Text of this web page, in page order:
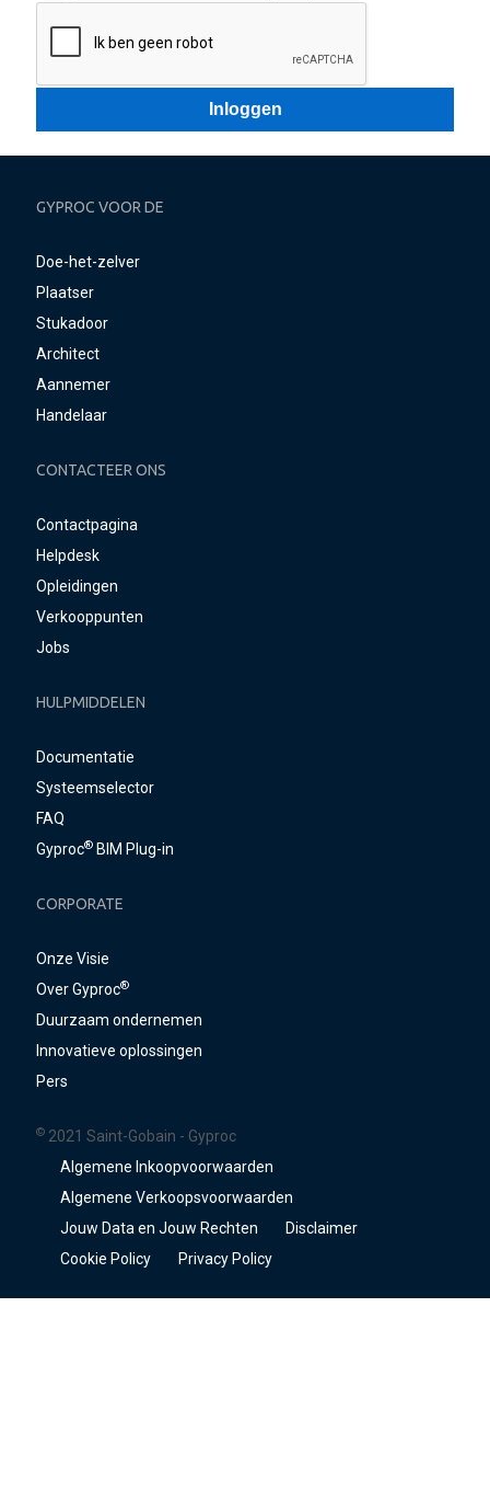
GYPROC VOOR DE
Doe-het-zelver
Plaatser
Stukadoor
Architect
Aannemer
Handelaar
CONTACTEER ONS
Contactpagina
Helpdesk
Opleidingen
Verkooppunten
Jobs
HULPMIDDELEN
Documentatie
Systeemselector
FAQ
Gyproc® BIM Plug-in
CORPORATE
Onze Visie
Over Gyproc®
Duurzaam ondernemen
Innovatieve oplossingen
Pers
© 2021 Saint-Gobain - Gyproc
Algemene Inkoopvoorwaarden
Algemene Verkoopsvoorwaarden
Jouw Data en Jouw Rechten
Disclaimer
Cookie Policy
Privacy Policy